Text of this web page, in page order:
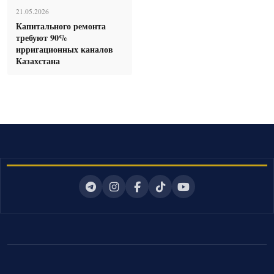
21.05.2026
Капитального ремонта
требуют 90%
ирригационных каналов
Казахстана